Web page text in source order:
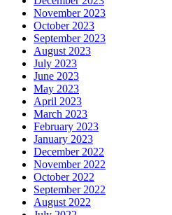
November 2023
October 2023
September 2023
August 2023
July 2023
June 2023
May 2023
April 2023
March 2023
February 2023
January 2023
December 2022
November 2022
October 2022
September 2022
August 2022